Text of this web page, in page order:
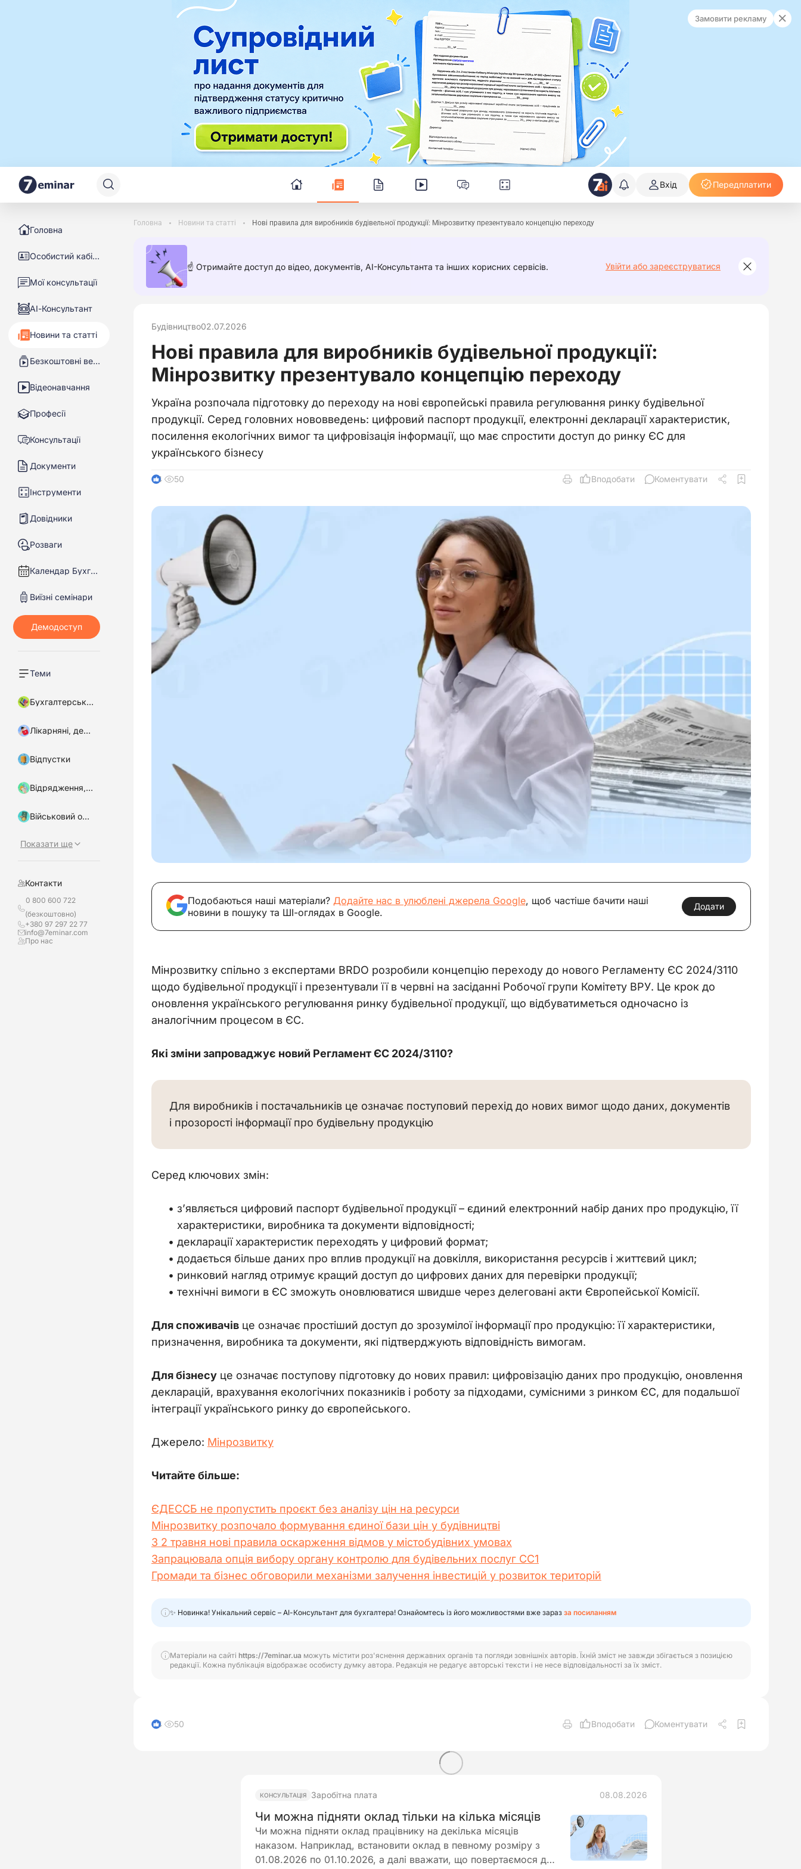
Замовити рекламу
Вхід Передплатити
Головна
Особистий кабінет
Мої консультації
АІ-Консультант
Новини та статті
Безкоштовні вебінари
Відеонавчання
Професії
Консультації
Документи
Інструменти
Довідники
Розваги
Календар Бухгалтера
Виїзні семінари
Теми
Бухгалтерський облік
Лікарняні, декретні
Відпустки
Відрядження, підзвітні кошти
Військовий облік, бронювання
Показати ще
Контакти
0 800 600 722
(безкоштовно)
+380 97 297 22 77
info@7eminar.com
Про нас
Головна Новини та статті Нові правила для виробників будівельної продукції: Мінрозвитку презентувало концепцію переходу
☝️ Отримайте доступ до відео, документів, AI-Консультанта та інших корисних сервісів. Увійти або зареєструватися
Будівництво02.07.2026
Нові правила для виробників будівельної продукції:
Мінрозвитку презентувало концепцію переходу
Україна розпочала підготовку до переходу на нові європейські правила регулювання ринку будівельної
продукції. Серед головних нововведень: цифровий паспорт продукції, електронні декларації характеристик,
посилення екологічних вимог та цифровізація інформації, що має спростити доступ до ринку ЄС для
українського бізнесу
4 50 Вподобати Коментувати
Подобаються наші матеріали? Додайте нас в улюблені джерела Google, щоб частіше бачити наші
новини в пошуку та ШІ-оглядах в Google.
Додати
Мінрозвитку спільно з експертами BRDO розробили концепцію переходу до нового Регламенту ЄС 2024/3110
щодо будівельної продукції і презентували її в червні на засіданні Робочої групи Комітету ВРУ. Це крок до
оновлення українського регулювання ринку будівельної продукції, що відбуватиметься одночасно із
аналогічним процесом в ЄС.
Які зміни запроваджує новий Регламент ЄС 2024/3110?
Для виробників і постачальників це означає поступовий перехід до нових вимог щодо даних, документів
і прозорості інформації про будівельну продукцію
Серед ключових змін:
з’являється цифровий паспорт будівельної продукції – єдиний електронний набір даних про продукцію, її
характеристики, виробника та документи відповідності;
декларації характеристик переходять у цифровий формат;
додається більше даних про вплив продукції на довкілля, використання ресурсів і життєвий цикл;
ринковий нагляд отримує кращий доступ до цифрових даних для перевірки продукції;
технічні вимоги в ЄС зможуть оновлюватися швидше через делеговані акти Європейської Комісії.
Для споживачів це означає простіший доступ до зрозумілої інформації про продукцію: її характеристики,
призначення, виробника та документи, які підтверджують відповідність вимогам.
Для бізнесу це означає поступову підготовку до нових правил: цифровізацію даних про продукцію, оновлення
декларацій, врахування екологічних показників і роботу за підходами, сумісними з ринком ЄС, для подальшої
інтеграції українського ринку до європейського.
Джерело: Мінрозвитку
Читайте більше:
ЄДЕССБ не пропустить проєкт без аналізу цін на ресурси
Мінрозвитку розпочало формування єдиної бази цін у будівництві
З 2 травня нові правила оскарження відмов у містобудівних умовах
Запрацювала опція вибору органу контролю для будівельних послуг СС1
Громади та бізнес обговорили механізми залучення інвестицій у розвиток територій
✨ Новинка! Унікальний сервіс – АІ-Консультант для бухгалтера! Ознайомтесь із його можливостями вже зараз за посиланням
Матеріали на сайті https://7eminar.ua можуть містити роз'яснення державних органів та погляди зовнішніх авторів. Їхній зміст не завжди збігається з позицією
редакції. Кожна публікація відображає особисту думку автора. Редакція не редагує авторські тексти і не несе відповідальності за їх зміст.
4 50 Вподобати Коментувати
КОНСУЛЬТАЦІЯ Заробітна плата 08.08.2026
Чи можна підняти оклад тільки на кілька місяців
Чи можна підняти оклад працівнику на декілька місяців
наказом. Наприклад, встановити оклад в певному розміру з
01.08.2026 по 01.10.2026, а далі вважати, що повертаємося до